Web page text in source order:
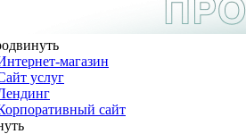
магазин
услуг
сайт